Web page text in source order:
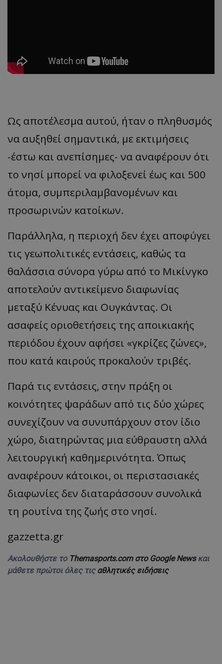
Ως αποτέλεσμα αυτού, ήταν ο πληθυσμός
να αυξηθεί σημαντικά, με εκτιμήσεις
-έστω και ανεπίσημες- να αναφέρουν ότι
το νησί μπορεί να φιλοξενεί έως και 500
άτομα, συμπεριλαμβανομένων και
προσωρινών κατοίκων.
Παράλληλα, η περιοχή δεν έχει αποφύγει
τις γεωπολιτικές εντάσεις, καθώς τα
θαλάσσια σύνορα γύρω από το Μικίνγκο
αποτελούν αντικείμενο διαφωνίας
μεταξύ Κένυας και Ουγκάντας. Οι
ασαφείς οριοθετήσεις της αποικιακής
περιόδου έχουν αφήσει «γκρίζες ζώνες»,
που κατά καιρούς προκαλούν τριβές.
Παρά τις εντάσεις, στην πράξη οι
κοινότητες ψαράδων από τις δύο χώρες
συνεχίζουν να συνυπάρχουν στον ίδιο
χώρο, διατηρώντας μια εύθραυστη αλλά
λειτουργική καθημερινότητα. Όπως
αναφέρουν κάτοικοι, οι περιστασιακές
διαφωνίες δεν διαταράσσουν συνολικά
τη ρουτίνα της ζωής στο νησί.
gazzetta.gr
Ακολουθήστε το Themasports.com στο Google Newsκαι
μάθετε πρώτοι όλες τις αθλητικές ειδήσεις